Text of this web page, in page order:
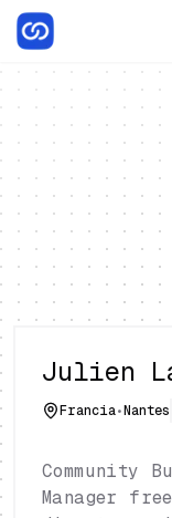
Julien
Francia•Nantes
Community
Manager